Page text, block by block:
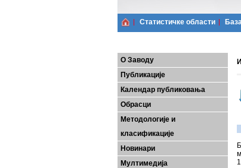
Статистичке области
О Заводу
Публикације
Календар публиковања
Обрасци
Методологије и
класификације
Новинари
Мултимедија